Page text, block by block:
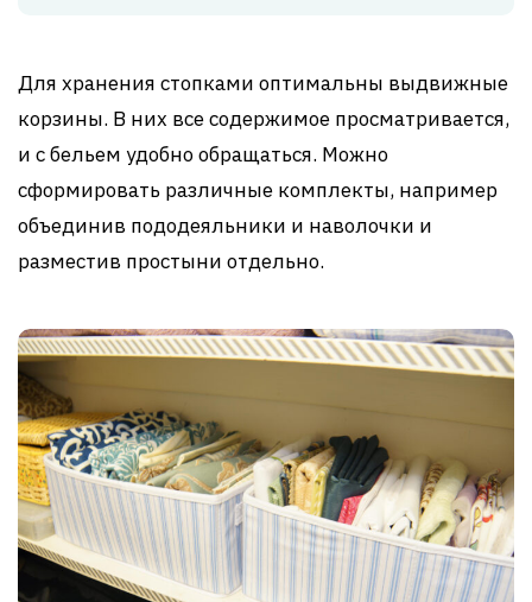
Для хранения стопками оптимальны выдвижные
корзины. В них все содержимое просматривается,
и с бельем удобно обращаться. Можно
сформировать различные комплекты, например
объединив пододеяльники и наволочки и
разместив простыни отдельно.